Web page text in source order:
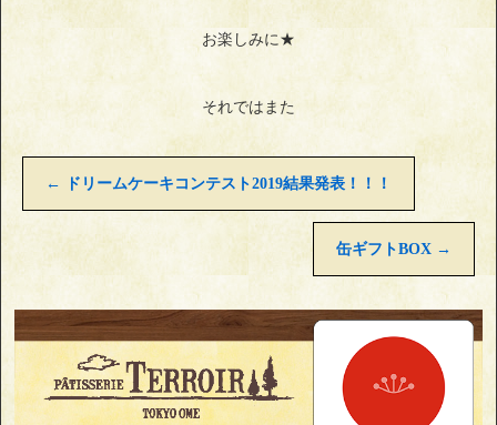
お楽しみに★
それではまた
← ドリームケーキコンテスト2019結果発表！！！
缶ギフトBOX →